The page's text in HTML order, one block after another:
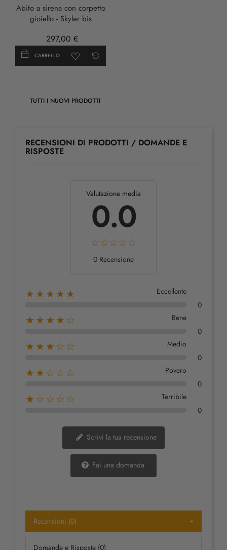
Abito a sirena con corpetto
gioiello - Skyler bis
297,00 €
CARRELLO
TUTTI I NUOVI PRODOTTI
RECENSIONI DI PRODOTTI / DOMANDE E
RISPOSTE
Valutazione media
0.0
0 Recensione
★★★★★
Eccellente
0
★★★★☆
Bene
0
★★★☆☆
Medio
0
★★☆☆☆
Povero
0
★☆☆☆☆
Terribile
0
Scrivi la tua recensione
Fai una domanda
Recensioni (0)
Domande e Risposte (0)